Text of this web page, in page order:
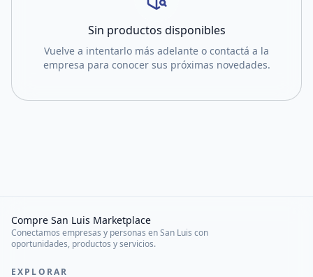
Sin productos disponibles
Vuelve a intentarlo más adelante o contactá a la
empresa para conocer sus próximas novedades.
Compre San Luis Marketplace
Conectamos empresas y personas en San Luis con
oportunidades, productos y servicios.
EXPLORAR